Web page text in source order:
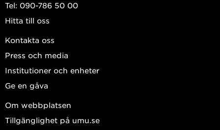
Tel: 090-786 50 00
Hitta till oss
Kontakta oss
Press och media
Institutioner och enheter
Ge en gåva
Om webbplatsen
Tillgänglighet på umu.se